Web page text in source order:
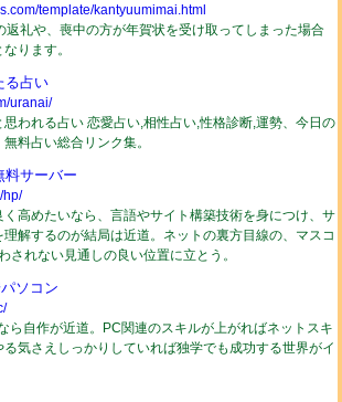
template/kantyuumimai.html
返礼や、喪中の方が年賀状を受け取ってしまった場合
ります。
る占い
uranai/
われる占い 恋愛占い,相性占い,性格診断,運勢、今日の
料占い総合リンク集。
料サーバー
hp/
高めたいなら、言語やサイト構築技術を身につけ、サ
解するのが結局は近道。ネットの裏方目線の、マスコ
されない見通しの良い位置に立とう。
ソコン
ら自作が近道。PC関連のスキルが上がればネットスキ
気さえしっかりしていれば独学でも成功する世界がイ